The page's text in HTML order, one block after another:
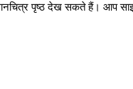
पृष्‍ठ देख सकते हैं। आप